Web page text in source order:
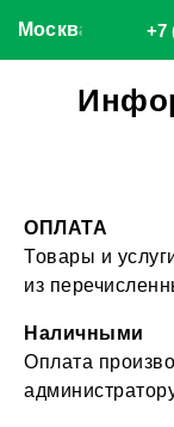
Москва +7
ОПЛАТА
Товары и
из
Наличными
Оплата